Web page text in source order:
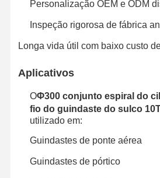
Cilindro de corda do fio
Gancho de guindaste
Carro de Extremidade
Bloco de poleia de guindaste
Garras
Guindaste
Personalização OEM e ODM
Inspeção rigorosa de fábrica
Longa vida útil com baixo custo
Aplicativos
OΦ300 conjunto espiral do
fio do guindaste do sulco
utilizado em:
Guindastes de ponte aérea
Guindastes de pórtico